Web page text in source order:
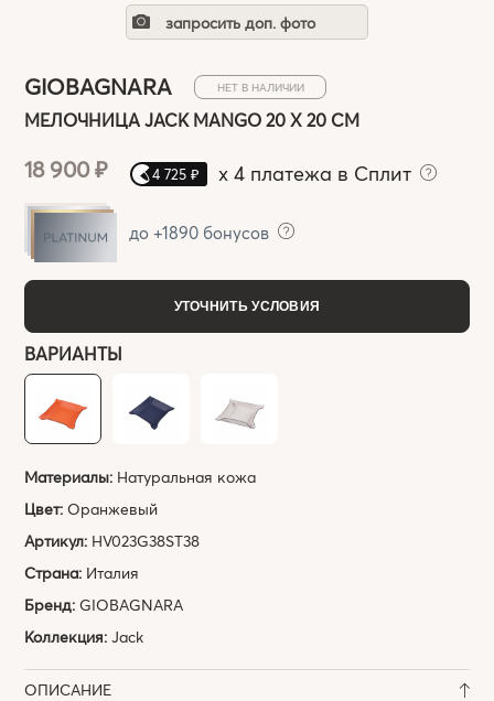
запросить доп. фото
GIOBAGNARA НЕТ В НАЛИЧИИ
МЕЛОЧНИЦА JACK MANGO 20 Х 20 СМ
18 900 ₽ 4 725 ₽ x 4 платежа в Сплит
до +1890 бонусов
УТОЧНИТЬ УСЛОВИЯ
ВАРИАНТЫ
Материалы: Натуральная кожа
Цвет:Оранжевый
Артикул: HV023G38ST38
Страна: Италия
Бренд:GIOBAGNARA
Коллекция:Jack
ОПИСАНИЕ